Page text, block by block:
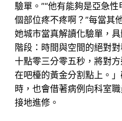
驗單。”“他有能夠是亞急
個部位疼不疼啊？”每當其
她城市當真解讀化驗單，
階段：時間與空間的絕對
十點零三分零五秒，將對
在吧檯的黃金分割點上。
時，也會借著病例向科室
接地進修。